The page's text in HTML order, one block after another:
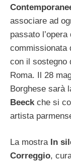
associare ad
passato
commissionata
con il sostegno
Roma. Il 28
Borghese sarà
Beeck che si
artista
La mostra In
Correggio,